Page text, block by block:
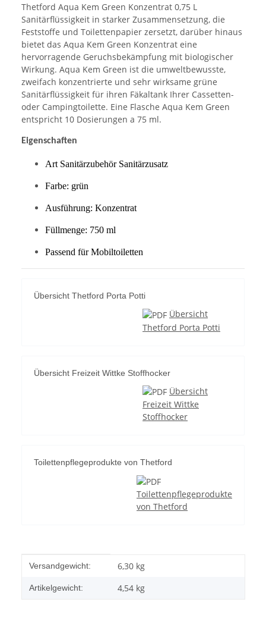
Thetford Aqua Kem Green Konzentrat 0,75 L
Sanitärflüssigkeit in starker Zusammensetzung, die
Feststoffe und Toilettenpapier zersetzt, darüber hinaus
bietet das Aqua Kem Green Konzentrat eine
hervorragende Geruchsbekämpfung mit biologischer
Wirkung. Aqua Kem Green ist die umweltbewusste,
zweifach konzentrierte und sehr wirksame grüne
Sanitärflüssigkeit für ihren Fäkaltank Ihrer Cassetten-
oder Campingtoilette. Eine Flasche Aqua Kem Green
entspricht 10 Dosierungen a 75 ml.
Eigenschaften
Art Sanitärzubehör Sanitärzusatz
Farbe: grün
Ausführung: Konzentrat
Füllmenge: 750 ml
Passend für Mobiltoiletten
Übersicht Thetford Porta Potti
Übersicht
Thetford Porta Potti
Übersicht Freizeit Wittke Stoffhocker
Übersicht
Freizeit Wittke
Stoffhocker
Toilettenpflegeprodukte von Thetford
Toilettenpflegeprodukte
von Thetford
Produkteigenschaft
Wert
Versandgewicht: 6,30 kg
Artikelgewicht: 4,54 kg